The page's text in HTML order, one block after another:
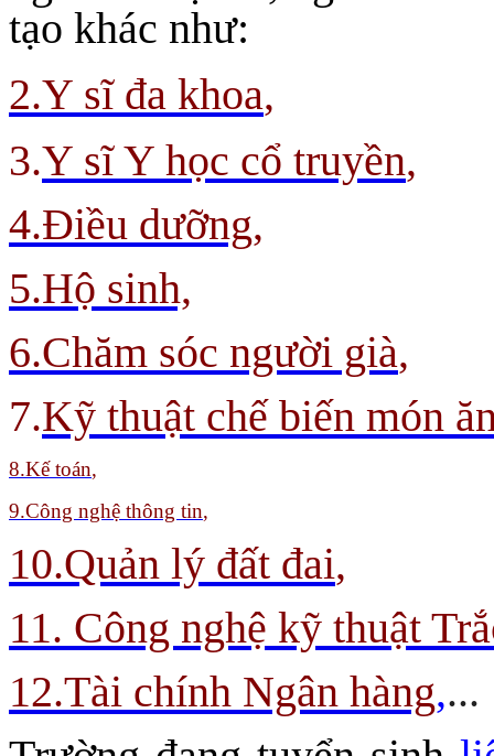
tạo khác như:
2.Y sĩ đa khoa,
3.Y sĩ Y học cổ truyền,
4.Điều dưỡng,
5.Hộ sinh,
6.Chăm sóc người già,
7.Kỹ thuật chế biến món
8.Kế toán,
9.Công nghệ thông tin,
10.Quản lý đất đai,
11. Công nghệ kỹ thuật
12.Tài chính Ngân hàng,...